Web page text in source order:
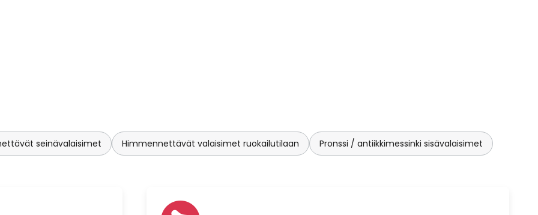
seinävalaisimet Himmennettävät valaisimet ruokailutilaan Pronssi / antiikkimessinki sisävalaisimet